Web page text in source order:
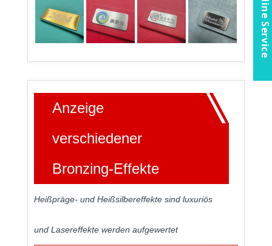
Anzeige
verschiedener
Bronzing-Effekte
Heißpräge- und Heißsilbereffekte sind luxuriös
und Lasereffekte werden aufgewertet
Online Service